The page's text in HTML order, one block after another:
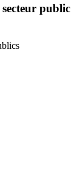
secteur public